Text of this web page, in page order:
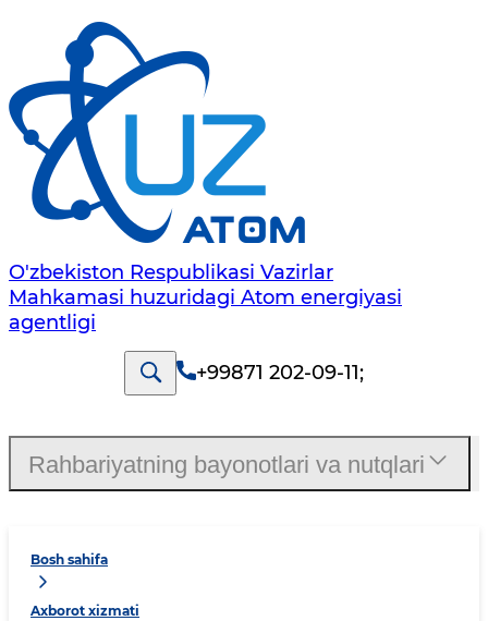
O'zbekiston Respublikasi Vazirlar
Mahkamasi huzuridagi Atom energiyasi
agentligi
+99871 202-09-11;
Bosh sahifa
Axborot xizmati
Rahbariyatning bayonotlari va nutqlari